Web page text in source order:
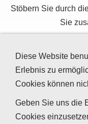
Stöbern Sie durch
Sie
Feuchte
Schall,
Diese Website
Erlebnis zu
Cookies können
Geben Sie uns die
Cookies